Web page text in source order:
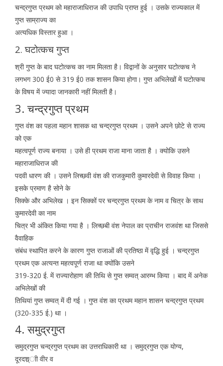
चन्द्रगुप्त प्रथम को महाराजाधिराज की उपाधि प्राप्त हुई । उसके राज्यकाल में
गुप्त साम्राज्य का
अत्यधिक विस्तार हुआ ।
2. घटोत्कच गुप्त
श्री गुप्त के बाद घटोत्कच का नाम मिलता है। विद्वानों के अनुसार घटोत्कच ने
लगभग 300 ई0 से 319 ई0 तक शासन किया होगा। गुप्त अभिलेखों में घटोत्कच
के विषय में ज्यादा जानकारी नहीं मिलती है।
3. चन्द्रगुप्त प्रथम
गुप्त वंश का पहला महान शासक था चन्द्रगुप्त प्रथम । उसने अपने छोटे से राज्य
को एक
महत्वपूर्ण राज्य बनाया । उसे ही प्रथम राजा माना जाता है । क्योकि उसने
महाराजाधिराज की
पदवी धारण की । उसने लिच्छवी वंश की राजकुमारी कुमारदेवी से विवाह किया ।
इसके प्रमाण है सोने के
सिक्के और अभिलेख । इन सिक्कों पर चन्द्रगुप्त प्रथम के नाम व चित्र के साथ
कुमारदेवी का नाम
चित्र भी अंकित किया गया है । लिच्छबी वंश नेपाल का प्राचीन राजवंश था जिससे
वैवाहिक
संबंध स्थापित करने के कारण गुप्त राजाओं की प्रतिष्ठा में वृद्धि हुई । चन्द्रगुप्त
प्रथम एक अत्यन्त महत्वपूर्ण राजा था क्योंकि उसने
319-320 ई. में राज्यारोहाण की तिथि से गुप्त सम्वत् आरम्भ किया । बाद में अनेक
अभिलेखों की
तिथियां गुप्त सम्वत् में दी गई । गुप्त वंश का प्रथम महान शासन चन्द्रगुप्त प्रथम
(320-335 ई.) था ।
4. समुद्रगुप्त
समुद्रगुप्त चन्द्रगुप्त प्रथम का उत्तराधिकारी था । समुद्रगुप्त एक योग्य,
दूरदश्र्ाी वीर व